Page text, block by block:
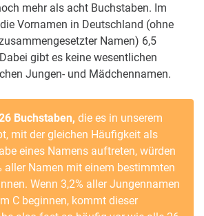
mehr als acht Buchstaben. Im
Vornamen in Deutschland (ohne
Namen) 6,5
gibt es keine wesentlichen
Jungen- und Mädchennamen.
Buchstaben, die es in unserem
mit der gleichen Häufigkeit als
eines Namens auftreten, würden
aller Namen mit einem bestimmten
Wenn 3,2% aller Jungennamen
C beginnen, kommt dieser